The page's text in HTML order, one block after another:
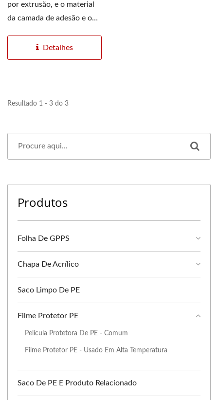
por extrusão, e o material
da camada de adesão e o
Detalhes
Resultado 1 - 3 do 3
Produtos
Folha De GPPS
Chapa De Acrílico
Saco Limpo De PE
Filme Protetor PE
Película Protetora De PE - Comum
Filme Protetor PE - Usado Em Alta Temperatura
Saco De PE E Produto Relacionado